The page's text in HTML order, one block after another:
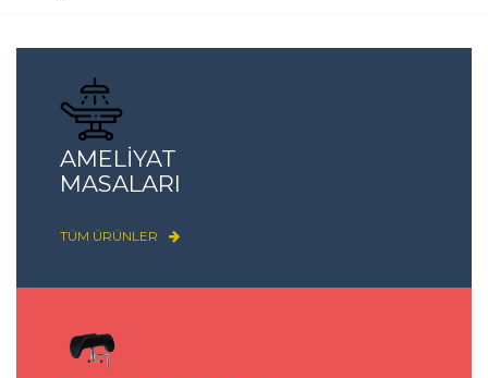
AMELİYAT
MASALARI
TÜM ÜRÜNLER